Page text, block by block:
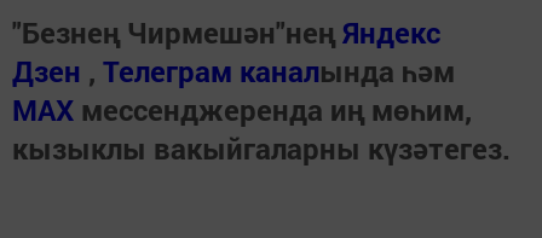
"Безнең Чирмешән"неңЯндекс
Дзен , Телеграм каналында һәм
МАХ мессенджеренда иң мөһим,
кызыклы вакыйгаларны күзәтегез.